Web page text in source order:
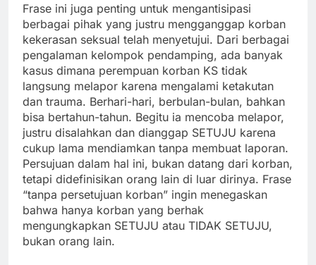
Frase ini juga penting untuk mengantisipasi
berbagai pihak yang justru mengganggap korban
kekerasan seksual telah menyetujui. Dari berbagai
pengalaman kelompok pendamping, ada banyak
kasus dimana perempuan korban KS tidak
langsung melapor karena mengalami ketakutan
dan trauma. Berhari-hari, berbulan-bulan, bahkan
bisa bertahun-tahun. Begitu ia mencoba melapor,
justru disalahkan dan dianggap SETUJU karena
cukup lama mendiamkan tanpa membuat laporan.
Persujuan dalam hal ini, bukan datang dari korban,
tetapi didefinisikan orang lain di luar dirinya. Frase
“tanpa persetujuan korban” ingin menegaskan
bahwa hanya korban yang berhak
mengungkapkan SETUJU atau TIDAK SETUJU,
bukan orang lain.